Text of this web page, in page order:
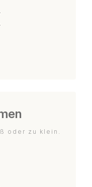
oder zu klein.